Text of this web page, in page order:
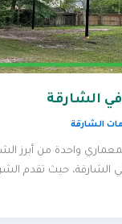
الشارقة
الشارقة
واحدة من أبرز
الشارقة، حيث تقدم